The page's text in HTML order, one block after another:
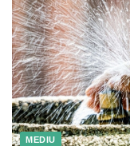
MEDIU